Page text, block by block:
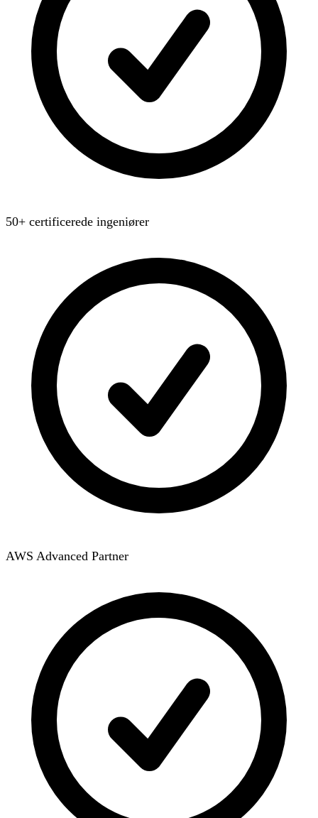
50+ certificerede ingeniører
AWS Advanced Partner